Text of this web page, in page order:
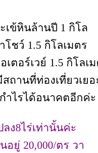
เข้หินล้านปี 1 กิโล
ชว์ 1.5 กิโลเมตร
ตอร์เวย์ 1.5 กิโลเ
ถานที่ท่องเที่ยวเย
ำไรได้อนาคตอีกค่ะ
ง8ไร่เท่านั้นค่ะ
ยู่ 20,000/ตร วา